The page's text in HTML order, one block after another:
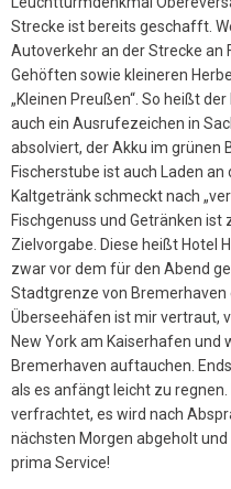
Strecke ist bereits geschafft.
Autoverkehr an der Strecke an
Gehöften sowie kleineren
„Kleinen Preußen“. So heißt
auch ein Ausrufezeichen in
absolviert, der Akku im grünen
Fischerstube ist auch Laden
Kaltgetränk schmeckt nach
Fischgenuss und Getränken
Zielvorgabe. Diese heißt Hotel
zwar vor dem für den Abend
Stadtgrenze von
Überseehäfen ist mir vertraut,
New York am Kaiserhafen und
Bremerhaven auftauchen.
als es anfängt leicht zu regnen.
verfrachtet, es wird nach
nächsten Morgen abgeholt
prima Service!